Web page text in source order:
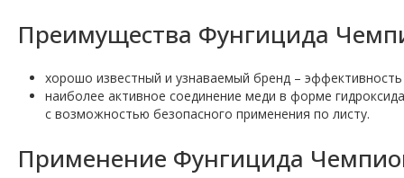
Преимущества Фунгицида
хорошо известный и узнаваемый бренд –
наиболее активное соединение меди в форме
с возможностью безопасного применения по листу.
Применение Фунгицида